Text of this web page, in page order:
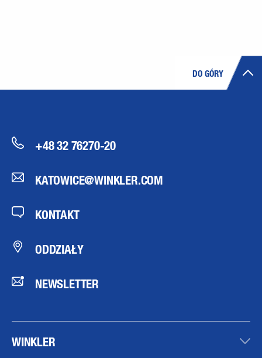
DO GÓRY
+48 32 76270-20
KATOWICE@WINKLER.COM
KONTAKT
ODDZIAŁY
NEWSLETTER
WINKLER